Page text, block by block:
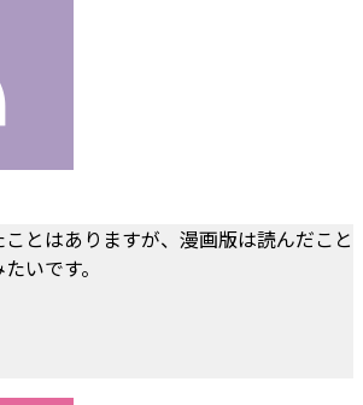
とはありますが、漫画版は読んだこと
いです。